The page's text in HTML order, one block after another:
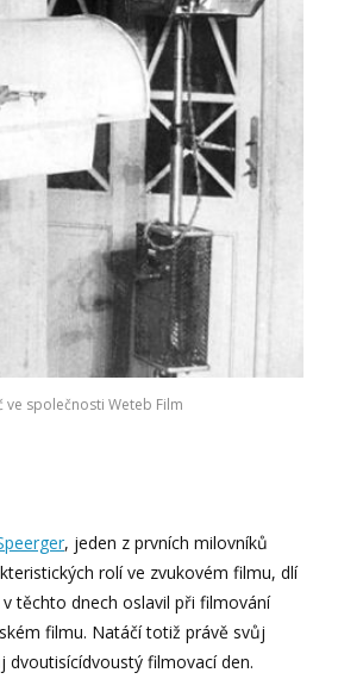
ve společnosti Weteb Film
, jeden z prvních milovníků
rolí ve zvukovém filmu, dlí
těchto dnech oslavil při filmování
filmu. Natáčí totiž právě svůj
filmovací den.